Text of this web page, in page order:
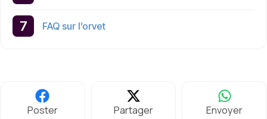
FAQ sur l’orvet
Poster Partager Envoyer